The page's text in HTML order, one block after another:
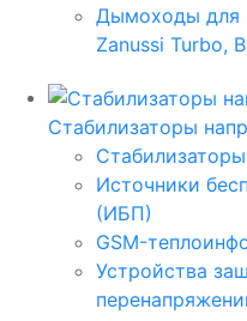
Дымоходы для
Zanussi Turbo,
Стабилизаторы
Источники
(ИБП)
GSM-
Устройства